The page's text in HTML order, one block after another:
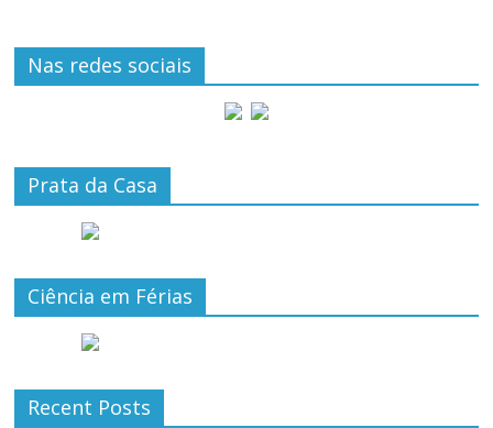
Nas redes sociais
Prata da Casa
Ciência em Férias
Recent Posts